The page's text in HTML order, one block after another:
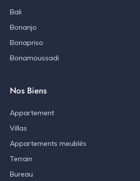
Bali
Bonanjo
Bonapriso
Bonamoussadi
Nos Biens
Appartement
Villas
Appartements meublés
Terrain
Bureau